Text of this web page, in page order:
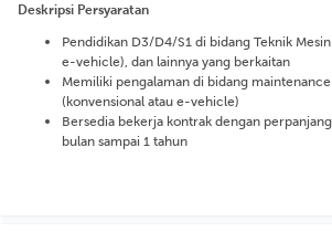
Deskripsi Persyaratan
Pendidikan D3/D4/S1 di bidang Teknik
e-vehicle), dan lainnya yang berkaitan
Memiliki pengalaman di bidang
(konvensional atau e-vehicle)
Bersedia bekerja kontrak dengan
bulan sampai 1 tahun